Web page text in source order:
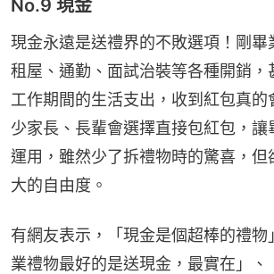
No.9 現金
現金永遠是送禮界的不敗選項！剛畢
租屋、通勤、面試治裝等各種開銷，
工作期間的生活支出，收到紅包真的
少家長、長輩會選擇直接包紅包，讓
運用，雖然少了拆禮物時的驚喜，但
大的自由度。
有網友表示，「現金是個超棒的禮物
業禮物最好的是送現金，最實在」、